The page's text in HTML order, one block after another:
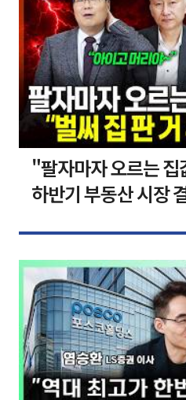
"팔자마자 오르는
하반기 부동산 시장